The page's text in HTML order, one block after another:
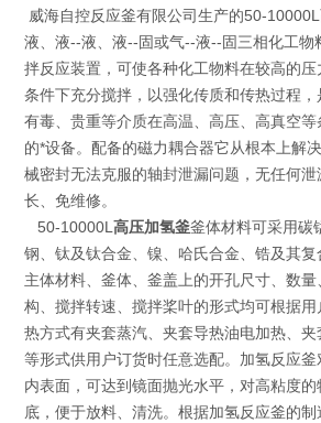
威海自控反应釜有限公司生产的50-10000L
液、液--液、液--固或气--液--固三相化工物
拌反应装置，可使各种化工物料在较高的
条件下充分搅拌，以强化传质和传热过程，
有毒、贵重等介质在高温、高压、高真空
的*设备。配备的磁力耦合器它从根本上解
械密封无法克服的轴封泄漏问题，无任何
长、免维修。
50-10000L高压加氢釜釜体材料可采用碳
钢、钛及钛合金、镍、哈氏合金、锆及其
主体材料、釜体、釜盖上的开孔尺寸、数
构、搅拌转速、搅拌桨叶的形式均可根据
热方式有夹套蒸汽、夹套导热油电加热、
等形式供用户订货时任意选配。加氢反应
内表面，可达到镜面抛光水平，对高粘度
底，便于放料、清洗。根据加氢反应釜的